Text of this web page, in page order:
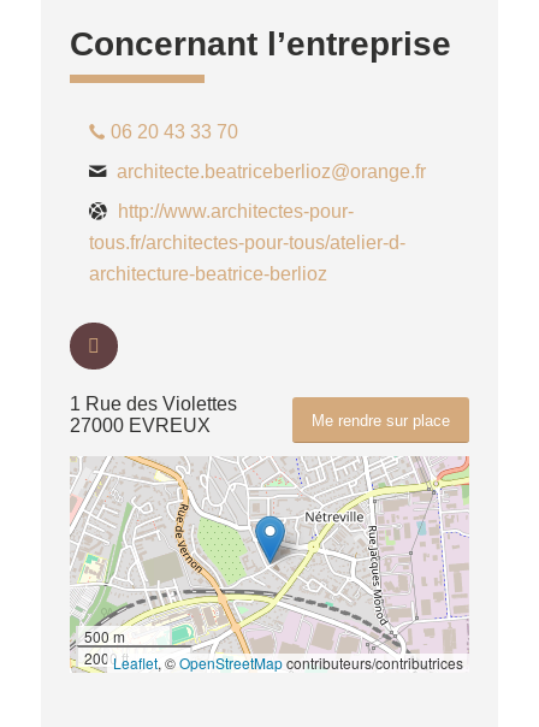
Concernant l’entreprise
06 20 43 33 70
architecte.beatriceberlioz@orange.fr
http://www.architectes-pour-
tous.fr/architectes-pour-tous/atelier-d-
architecture-beatrice-berlioz
Me rendre sur place
1 Rue des Violettes
27000 EVREUX
500 m
2000 ftLeaflet, ©OpenStreetMapcontributeurs/contributrices